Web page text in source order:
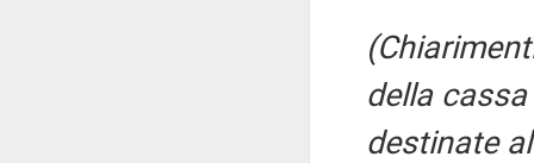
della
destinate